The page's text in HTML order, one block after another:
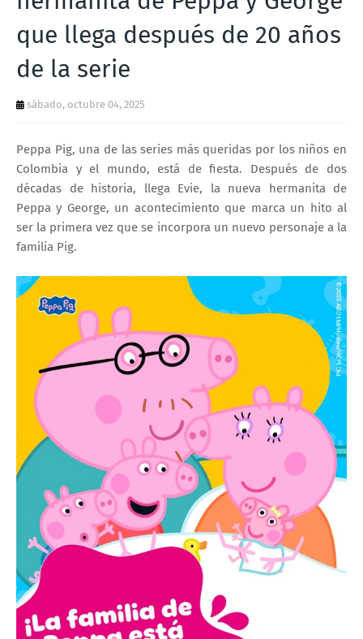
T
S
que llega después de 20 años
de la serie
sábado, octubre 04, 2025
Peppa Pig, una de las series más queridas por los niños en
Colombia y el mundo, está de fiesta. Después de dos
décadas de historia, llega Evie, la nueva hermanita de
Peppa y George, un acontecimiento que marca un hito al
ser la primera vez que se incorpora un nuevo personaje a la
familia Pig.